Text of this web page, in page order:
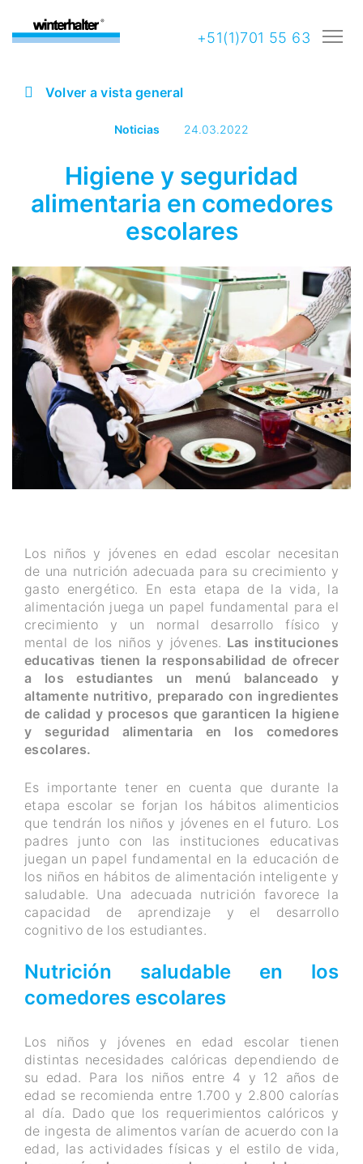
+51(1)701 55 63
Volver a vista general
Noticias 24.03.2022
Higiene y seguridad
alimentaria en comedores
escolares
Los niños y jóvenes en edad escolar necesitan
de una nutrición adecuada para su crecimiento y
gasto energético. En esta etapa de la vida, la
alimentación juega un papel fundamental para el
crecimiento y un normal desarrollo físico y
mental de los niños y jóvenes. Las instituciones
educativas tienen la responsabilidad de ofrecer
a los estudiantes un menú balanceado y
altamente nutritivo, preparado con ingredientes
de calidad y procesos que garanticen la higiene
y seguridad alimentaria en los comedores
escolares.
Es importante tener en cuenta que durante la
etapa escolar se forjan los hábitos alimenticios
que tendrán los niños y jóvenes en el futuro. Los
padres junto con las instituciones educativas
juegan un papel fundamental en la educación de
los niños en hábitos de alimentación inteligente y
saludable. Una adecuada nutrición favorece la
capacidad de aprendizaje y el desarrollo
cognitivo de los estudiantes.
Nutrición saludable en los
comedores escolares
Los niños y jóvenes en edad escolar tienen
distintas necesidades calóricas dependiendo de
su edad. Para los niños entre 4 y 12 años de
edad se recomienda entre 1.700 y 2.800 calorías
al día. Dado que los requerimientos calóricos y
de ingesta de alimentos varían de acuerdo con la
edad, las actividades físicas y el estilo de vida,